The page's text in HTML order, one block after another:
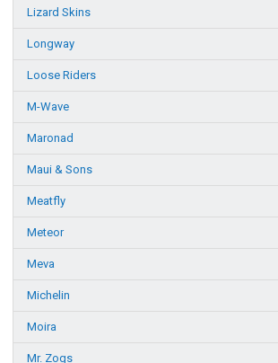
Lizard Skins
Longway
Loose Riders
M-Wave
Maronad
Maui & Sons
Meatfly
Meteor
Meva
Michelin
Moira
Mr. Zogs